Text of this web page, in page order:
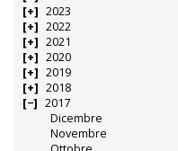
2023
2022
2021
2020
2019
2018
2017
Dicembre
Novembre